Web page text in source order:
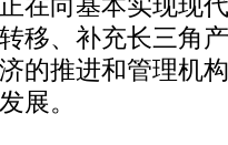
移、补充长三角
的推进和管理机
展。